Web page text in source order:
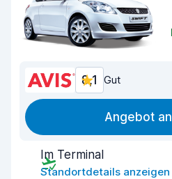
8,1 Gut
Angebot
Im Terminal
Standortdetails anzeigen